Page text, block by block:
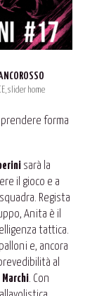
, slider home
forma
sarà la
il gioco e a
Regista
Anita è il
tattica.
e, ancora
al
Marchi. Con